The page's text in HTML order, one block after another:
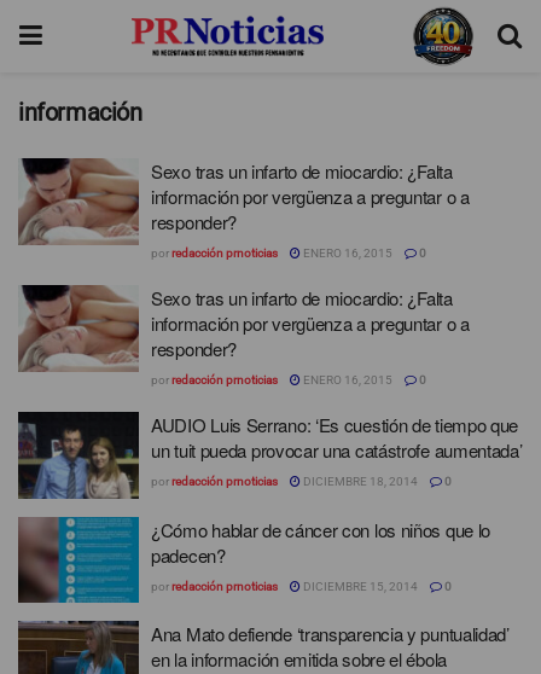
información
Sexo tras un infarto de miocardio: ¿Falta
información por vergüenza a preguntar o a
responder?
porredacción prnoticias ENERO 16, 2015 0
Sexo tras un infarto de miocardio: ¿Falta
información por vergüenza a preguntar o a
responder?
porredacción prnoticias ENERO 16, 2015 0
AUDIO Luis Serrano: ‘Es cuestión de tiempo que
un tuit pueda provocar una catástrofe aumentada’
porredacción prnoticias DICIEMBRE 18, 2014 0
¿Cómo hablar de cáncer con los niños que lo
padecen?
porredacción prnoticias DICIEMBRE 15, 2014 0
Ana Mato defiende ‘transparencia y puntualidad’
en la información emitida sobre el ébola